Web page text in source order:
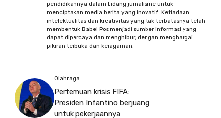
pendidikannya dalam bidang jurnalisme untuk
menciptakan media berita yang inovatif. Ketiadaan
intelektualitas dan kreativitas yang tak terbatasnya telah
membentuk Babel Pos menjadi sumber informasi yang
dapat dipercaya dan menghibur, dengan menghargai
pikiran terbuka dan keragaman.
Olahraga
Pertemuan krisis FIFA:
Presiden Infantino berjuang
untuk pekerjaannya